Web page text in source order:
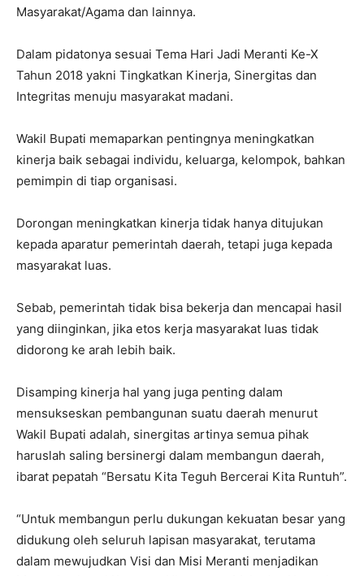
Masyarakat/Agama dan lainnya.
Dalam pidatonya sesuai Tema Hari Jadi Meranti Ke-X
Tahun 2018 yakni Tingkatkan Kinerja, Sinergitas dan
Integritas menuju masyarakat madani.
Wakil Bupati memaparkan pentingnya meningkatkan
kinerja baik sebagai individu, keluarga, kelompok, bahkan
pemimpin di tiap organisasi.
Dorongan meningkatkan kinerja tidak hanya ditujukan
kepada aparatur pemerintah daerah, tetapi juga kepada
masyarakat luas.
Sebab, pemerintah tidak bisa bekerja dan mencapai hasil
yang diinginkan, jika etos kerja masyarakat Iuas tidak
didorong ke arah lebih baik.
Disamping kinerja hal yang juga penting dalam
mensukseskan pembangunan suatu daerah menurut
Wakil Bupati adalah, sinergitas artinya semua pihak
haruslah saling bersinergi dalam membangun daerah,
ibarat pepatah “Bersatu Kita Teguh Bercerai Kita Runtuh”.
“Untuk membangun perlu dukungan kekuatan besar yang
didukung oleh seluruh lapisan masyarakat, terutama
dalam mewujudkan Visi dan Misi Meranti menjadikan